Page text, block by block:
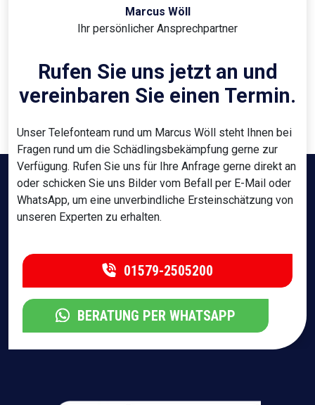
Marcus Wöll
Ihr persönlicher Ansprechpartner
Rufen Sie uns jetzt an und
vereinbaren Sie einen Termin.
Unser Telefonteam rund um Marcus Wöll steht Ihnen bei
Fragen rund um die Schädlingsbekämpfung gerne zur
Verfügung. Rufen Sie uns für Ihre Anfrage gerne direkt an
oder schicken Sie uns Bilder vom Befall per E-Mail oder
WhatsApp, um eine unverbindliche Ersteinschätzung von
unseren Experten zu erhalten.
01579-2505200
BERATUNG PER WHATSAPP